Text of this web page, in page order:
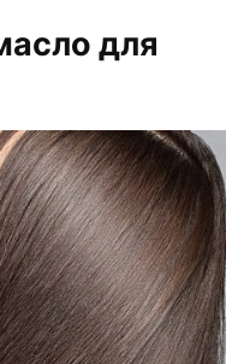
для